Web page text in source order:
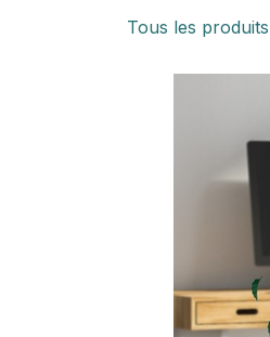
Tous les produits